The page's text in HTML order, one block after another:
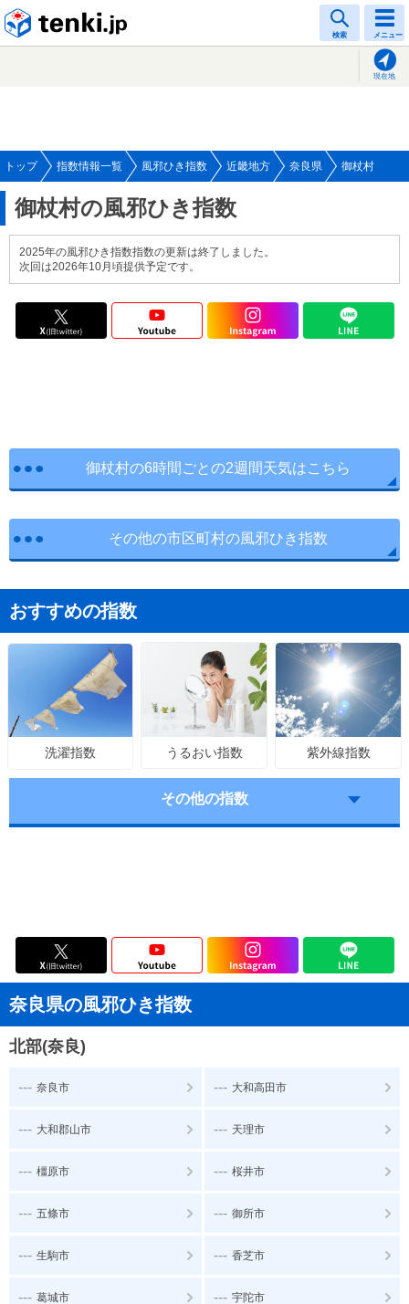
検索 メニュー
現在地
トップ 指数情報一覧 風邪ひき指数 近畿地方 奈良県 御杖村
御杖村の風邪ひき指数
2025年の風邪ひき指数指数の更新は終了しました。
次回は2026年10月頃提供予定です。
御杖村の6時間ごとの2週間天気はこちら
その他の市区町村の風邪ひき指数
おすすめの指数
洗濯指数 うるおい指数 紫外線指数
その他の指数
奈良県の風邪ひき指数
北部(奈良)
--- 奈良市 --- 大和高田市
--- 大和郡山市 --- 天理市
--- 橿原市 --- 桜井市
--- 五條市 --- 御所市
--- 生駒市 --- 香芝市
--- 葛城市 --- 宇陀市